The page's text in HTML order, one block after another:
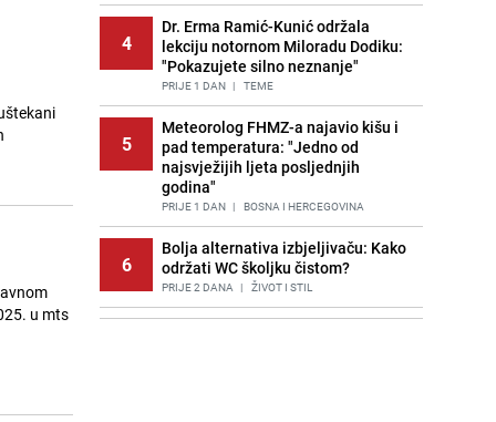
u mts
4
Dr. Erma Ramić-Kunić održala
lekciju notornom Miloradu Dodiku:
"Pokazujete silno neznanje"
PRIJE 1 DAN | TEME
5
Meteorolog FHMZ-a najavio kišu i
pad temperatura: "Jedno od
najsvježijih ljeta posljednjih
godina"
PRIJE 1 DAN | BOSNA I HERCEGOVINA
6
Bolja alternativa izbjeljivaču: Kako
održati WC školjku čistom?
PRIJE 2 DANA | ŽIVOT I STIL